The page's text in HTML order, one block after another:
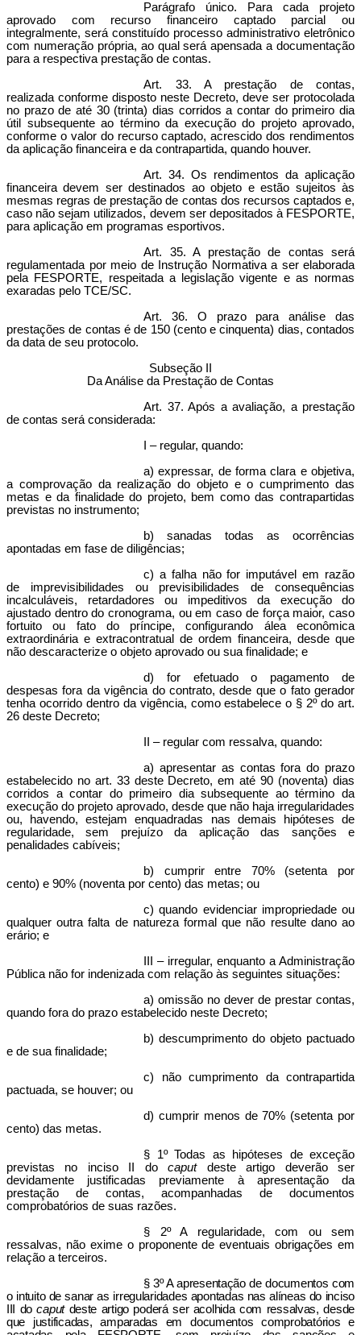
Parágrafo único. Para cada projeto
aprovado com recurso financeiro captado parcial ou
integralmente, será constituído processo administrativo eletrônico
com numeração própria, ao qual será apensada a documentação
para a respectiva prestação de contas.
Art. 33. A prestação de contas,
realizada conforme disposto neste Decreto, deve ser protocolada
no prazo de até 30 (trinta) dias corridos a contar do primeiro dia
útil subsequente ao término da execução do projeto aprovado,
conforme o valor do recurso captado, acrescido dos rendimentos
da aplicação financeira e da contrapartida, quando houver.
Art. 34. Os rendimentos da aplicação
financeira devem ser destinados ao objeto e estão sujeitos às
mesmas regras de prestação de contas dos recursos captados e,
caso não sejam utilizados, devem ser depositados à FESPORTE,
para aplicação em programas esportivos.
Art. 35. A prestação de contas será
regulamentada por meio de Instrução Normativa a ser elaborada
pela FESPORTE, respeitada a legislação vigente e as normas
exaradas pelo TCE/SC.
Art. 36. O prazo para análise das
prestações de contas é de 150 (cento e cinquenta) dias, contados
da data de seu protocolo.
Subseção II
Da Análise da Prestação de Contas
Art. 37. Após a avaliação, a prestação
de contas será considerada:
I – regular, quando:
a) expressar, de forma clara e objetiva,
a comprovação da realização do objeto e o cumprimento das
metas e da finalidade do projeto, bem como das contrapartidas
previstas no instrumento;
b) sanadas todas as ocorrências
apontadas em fase de diligências;
c) a falha não for imputável em razão
de imprevisibilidades ou previsibilidades de consequências
incalculáveis, retardadores ou impeditivos da execução do
ajustado dentro do cronograma, ou em caso de força maior, caso
fortuito ou fato do príncipe, configurando álea econômica
extraordinária e extracontratual de ordem financeira, desde que
não descaracterize o objeto aprovado ou sua finalidade; e
d) for efetuado o pagamento de
despesas fora da vigência do contrato, desde que o fato gerador
tenha ocorrido dentro da vigência, como estabelece o § 2º do art.
26 deste Decreto;
II – regular com ressalva, quando:
a) apresentar as contas fora do prazo
estabelecido no art. 33 deste Decreto, em até 90 (noventa) dias
corridos a contar do primeiro dia subsequente ao término da
execução do projeto aprovado, desde que não haja irregularidades
ou, havendo, estejam enquadradas nas demais hipóteses de
regularidade, sem prejuízo da aplicação das sanções e
penalidades cabíveis;
b) cumprir entre 70% (setenta por
cento) e 90% (noventa por cento) das metas; ou
c) quando evidenciar impropriedade ou
qualquer outra falta de natureza formal que não resulte dano ao
erário; e
III – irregular, enquanto a Administração
Pública não for indenizada com relação às seguintes situações:
a) omissão no dever de prestar contas,
quando fora do prazo estabelecido neste Decreto;
b) descumprimento do objeto pactuado
e de sua finalidade;
c) não cumprimento da contrapartida
pactuada, se houver; ou
d) cumprir menos de 70% (setenta por
cento) das metas.
§ 1º Todas as hipóteses de exceção
previstas no inciso II docaputdeste artigo deverão ser
devidamente justificadas previamente à apresentação da
prestação de contas, acompanhadas de documentos
comprobatórios de suas razões.
§ 2º A regularidade, com ou sem
ressalvas, não exime o proponente de eventuais obrigações em
relação a terceiros.
§ 3º A apresentação de documentos com
o intuito de sanar as irregularidades apontadas nas alíneas do inciso
III docaputdeste artigo poderá ser acolhida com ressalvas, desde
que justificadas, amparadas em documentos comprobatórios e